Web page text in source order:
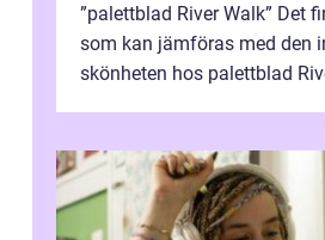
”palettblad River Walk” Det
som kan jämföras med den
skönheten hos palettblad